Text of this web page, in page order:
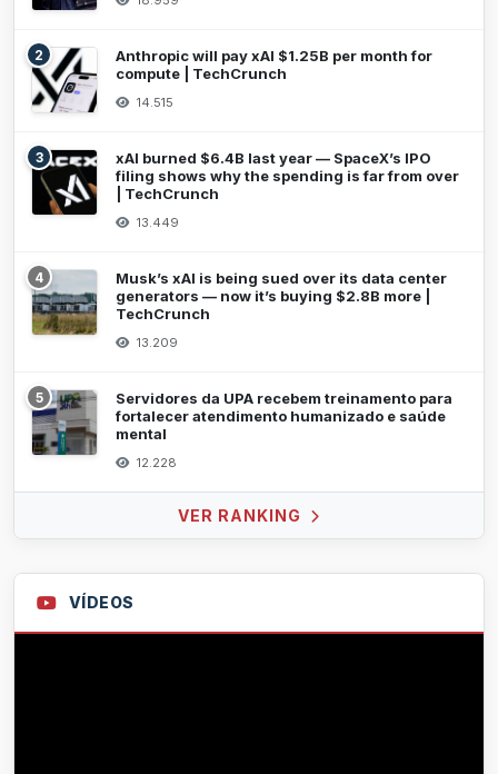
2
Anthropic will pay xAI $1.25B per month for
compute | TechCrunch
14.515
3
xAI burned $6.4B last year — SpaceX’s IPO
filing shows why the spending is far from over
| TechCrunch
13.449
4
Musk’s xAI is being sued over its data center
generators — now it’s buying $2.8B more |
TechCrunch
13.209
5
Servidores da UPA recebem treinamento para
fortalecer atendimento humanizado e saúde
mental
12.228
VER RANKING
VÍDEOS